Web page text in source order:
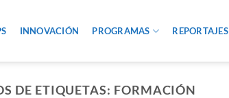
INNOVACIÓN PROGRAMAS REPORTAJES
DE ETIQUETAS: FORMACIÓN